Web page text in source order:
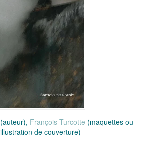
(auteur), François Turcotte (maquettes ou
illustration de couverture)